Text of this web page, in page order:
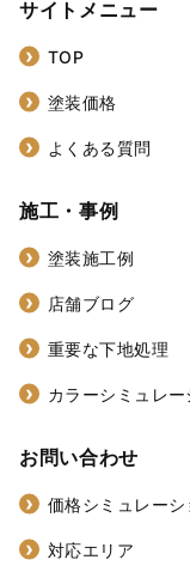
サイトメニュー
TOP
塗装価格
よくある質問
施工・事例
塗装施工例
店舗ブログ
重要な下地処理
カラーシミュレー
お問い合わせ
価格シミュレーシ
対応エリア